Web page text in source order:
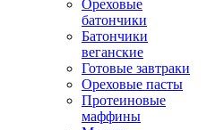
Ореховые
батончики
Батончики
веганские
Готовые завтраки
Ореховые пасты
Протеиновые
маффины